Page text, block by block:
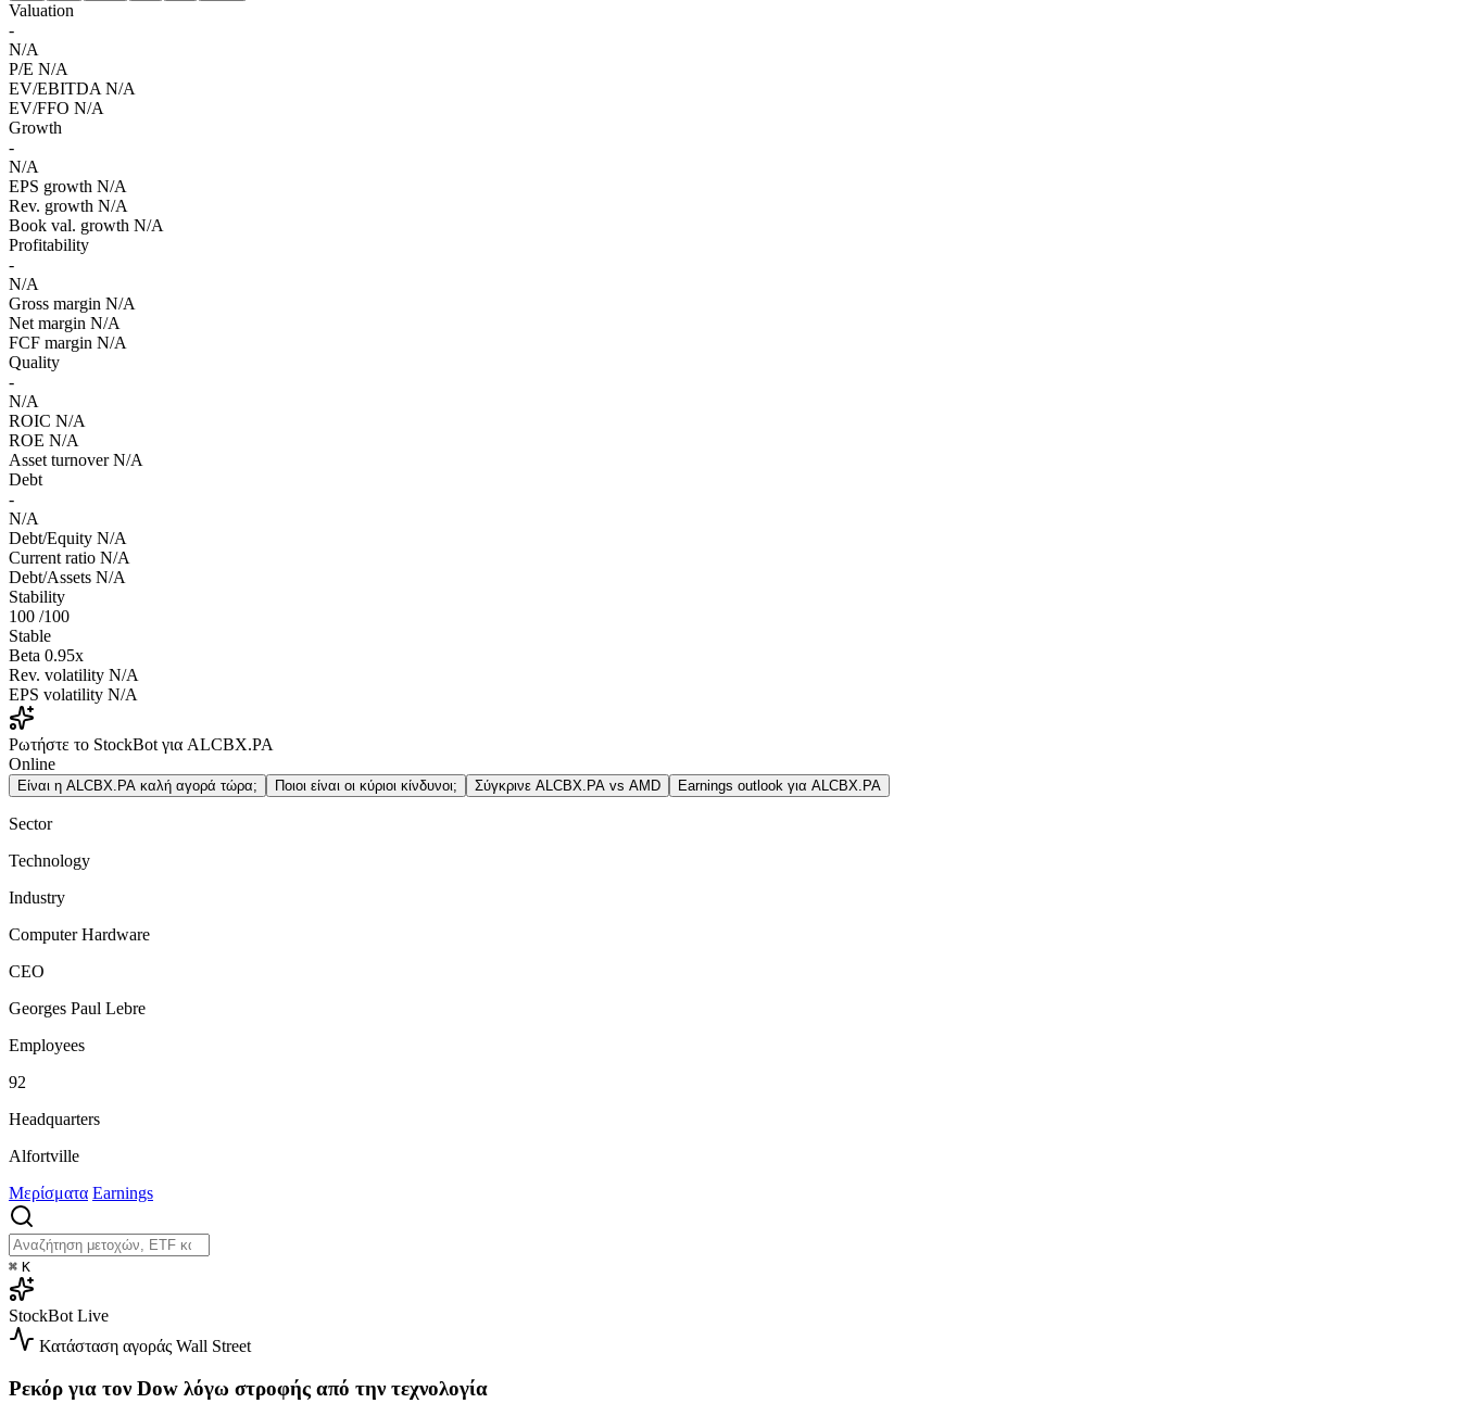
Valuation
-
N/A
P/E N/A
EV/EBITDA N/A
EV/FFO N/A
Growth
-
N/A
EPS growth N/A
Rev. growth N/A
Book val. growth N/A
Profitability
-
N/A
Gross margin N/A
Net margin N/A
FCF margin N/A
Quality
-
N/A
ROIC N/A
ROE N/A
Asset turnover N/A
Debt
-
N/A
Debt/Equity N/A
Current ratio N/A
Debt/Assets N/A
Stability
100 /100
Stable
Beta 0.95x
Rev. volatility N/A
EPS volatility N/A
Ρωτήστε το StockBot για ALCBX.PA
Online
Είναι η ALCBX.PA καλή αγορά τώρα; Ποιοι είναι οι κύριοι κίνδυνοι; Σύγκρινε ALCBX.PA vs AMD Earnings outlook για ALCBX.PA
Sector
Technology
Industry
Computer Hardware
CEO
Georges Paul Lebre
Employees
92
Headquarters
Alfortville
Μερίσματα Earnings
⌘ K
StockBot Live
Κατάσταση αγοράς Wall Street
Ρεκόρ για τον Dow λόγω στροφής από την τεχνολογία